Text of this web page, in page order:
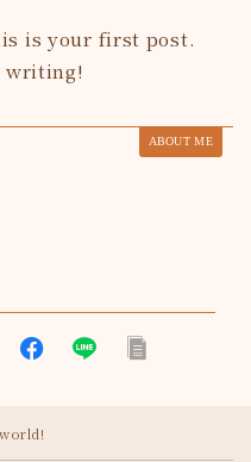
is your first post.
writing!
ABOUT ME